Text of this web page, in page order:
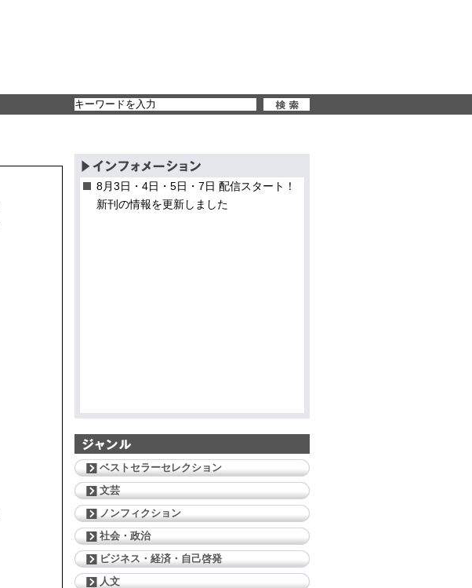
8月3日・4日・5日・7日 配信スタート！
新刊の情報を更新しました
ベストセラーセレクション
文芸
ノンフィクション
社会・政治
ビジネス・経済・自己啓発
人文